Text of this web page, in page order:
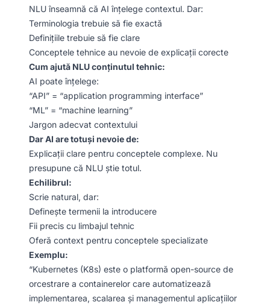
NLU înseamnă că AI înțelege contextul. Dar:
Terminologia trebuie să fie exactă
Definițiile trebuie să fie clare
Conceptele tehnice au nevoie de explicații corecte
Cum ajută NLU conținutul tehnic:
AI poate înțelege:
“API” = “application programming interface”
“ML” = “machine learning”
Jargon adecvat contextului
Dar AI are totuși nevoie de:
Explicații clare pentru conceptele complexe. Nu
presupune că NLU știe totul.
Echilibrul:
Scrie natural, dar:
Definește termenii la introducere
Fii precis cu limbajul tehnic
Oferă context pentru conceptele specializate
Exemplu:
“Kubernetes (K8s) este o platformă open-source de
orcestrare a containerelor care automatizează
implementarea, scalarea și managementul aplicațiilor